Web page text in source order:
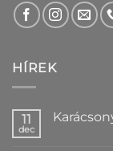
HÍREK
11
dec